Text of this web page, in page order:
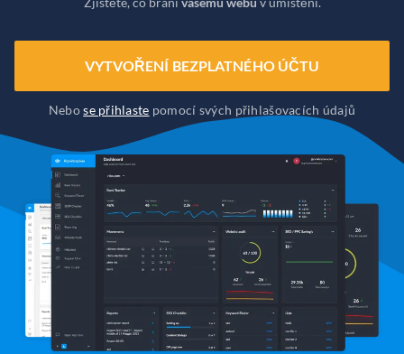
VYTVOŘENÍ BEZPLATNÉHO ÚČTU
Nebose přihlaste pomocí svých přihlašovacích údajů